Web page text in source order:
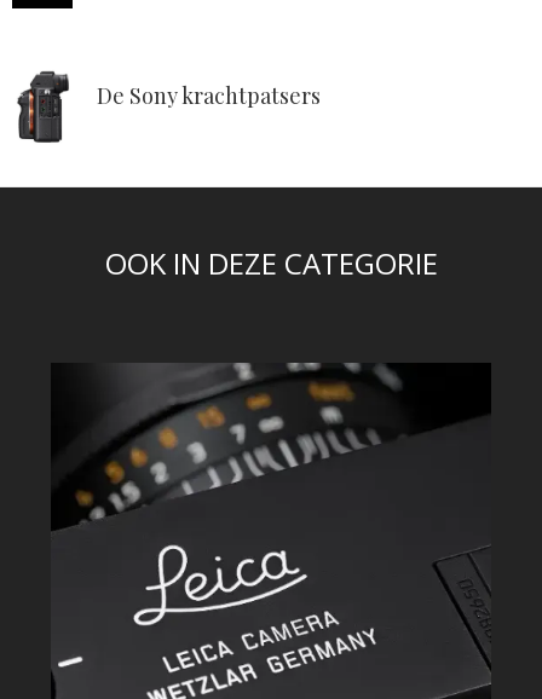
De Sony krachtpatsers
OOK IN DEZE CATEGORIE